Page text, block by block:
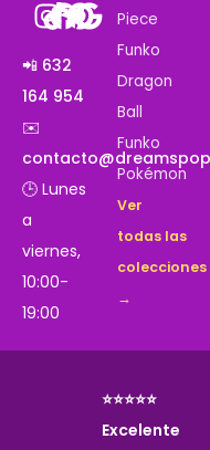
📲 632
164 954
✉️
🕒 Lunes
a
viernes,
10:00-
19:00
Piece
Funko
Dragon
Ball
Funko
Pokémon
Ver
todas las
colecciones
→
⭐⭐⭐⭐⭐
Excelente